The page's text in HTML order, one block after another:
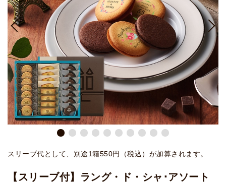
スリーブ代として、別途1箱550円（税込）が加算されます。
【スリーブ付】ラング・ド・シャ･アソート